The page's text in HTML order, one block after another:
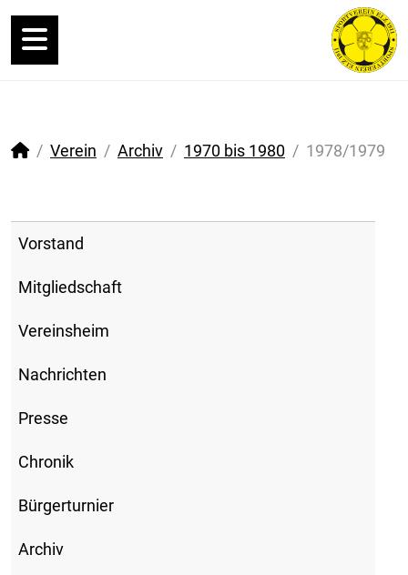
Verein Archiv 1970 bis 1980 1978/1979
Vorstand
Mitgliedschaft
Vereinsheim
Nachrichten
Presse
Chronik
Bürgerturnier
Archiv